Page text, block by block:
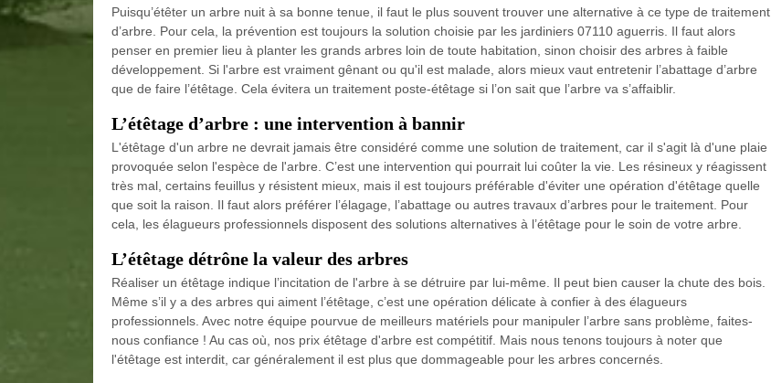
Puisqu’étêter un arbre nuit à sa bonne tenue, il faut le plus souvent trouver une alternative à ce type de traitement
d’arbre. Pour cela, la prévention est toujours la solution choisie par les jardiniers 07110 aguerris. Il faut alors
penser en premier lieu à planter les grands arbres loin de toute habitation, sinon choisir des arbres à faible
développement. Si l'arbre est vraiment gênant ou qu'il est malade, alors mieux vaut entretenir l’abattage d’arbre
que de faire l’étêtage. Cela évitera un traitement poste-étêtage si l’on sait que l’arbre va s’affaiblir.
L’étêtage d’arbre : une intervention à bannir
L'étêtage d'un arbre ne devrait jamais être considéré comme une solution de traitement, car il s'agit là d'une plaie
provoquée selon l'espèce de l'arbre. C’est une intervention qui pourrait lui coûter la vie. Les résineux y réagissent
très mal, certains feuillus y résistent mieux, mais il est toujours préférable d'éviter une opération d'étêtage quelle
que soit la raison. Il faut alors préférer l’élagage, l’abattage ou autres travaux d’arbres pour le traitement. Pour
cela, les élagueurs professionnels disposent des solutions alternatives à l’étêtage pour le soin de votre arbre.
L’étêtage détrône la valeur des arbres
Réaliser un étêtage indique l’incitation de l'arbre à se détruire par lui-même. Il peut bien causer la chute des bois.
Même s’il y a des arbres qui aiment l’étêtage, c’est une opération délicate à confier à des élagueurs
professionnels. Avec notre équipe pourvue de meilleurs matériels pour manipuler l’arbre sans problème, faites-
nous confiance ! Au cas où, nos prix étêtage d'arbre est compétitif. Mais nous tenons toujours à noter que
l'étêtage est interdit, car généralement il est plus que dommageable pour les arbres concernés.